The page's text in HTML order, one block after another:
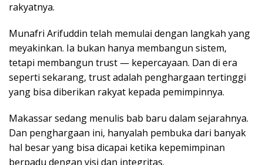
rakyatnya.
Munafri Arifuddin telah memulai dengan langkah yang
meyakinkan. Ia bukan hanya membangun sistem,
tetapi membangun trust — kepercayaan. Dan di era
seperti sekarang, trust adalah penghargaan tertinggi
yang bisa diberikan rakyat kepada pemimpinnya.
Makassar sedang menulis bab baru dalam sejarahnya.
Dan penghargaan ini, hanyalah pembuka dari banyak
hal besar yang bisa dicapai ketika kepemimpinan
berpadu dengan visi dan integritas.